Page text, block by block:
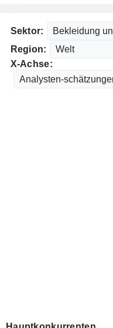
Sektor:
Region:
X-Achse: